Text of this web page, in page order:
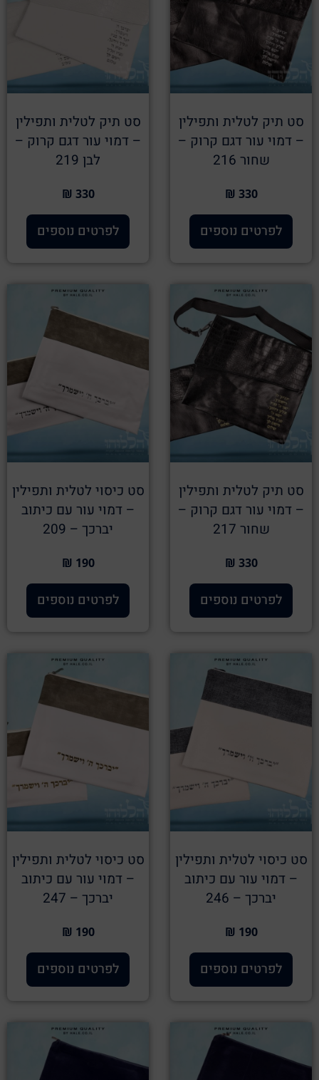
סט תיק לטלית ותפילין
– דמוי עור דגם קרוק –
שחור 216
330 ₪
לפרטים נוספים
סט תיק לטלית ותפילין
– דמוי עור דגם קרוק –
לבן 219
330 ₪
לפרטים נוספים
סט תיק לטלית ותפילין
– דמוי עור דגם קרוק –
שחור 217
330 ₪
לפרטים נוספים
סט כיסוי לטלית ותפילין
– דמוי עור עם כיתוב
יברכך – 209
190 ₪
לפרטים נוספים
סט כיסוי לטלית ותפילין
– דמוי עור עם כיתוב
יברכך – 246
190 ₪
לפרטים נוספים
סט כיסוי לטלית ותפילין
– דמוי עור עם כיתוב
יברכך – 247
190 ₪
לפרטים נוספים